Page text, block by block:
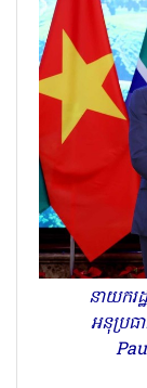
នាយករ
អនុប្រធ